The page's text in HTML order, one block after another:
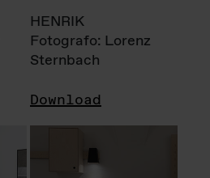
HENRIK
Fotografo: Lorenz
Sternbach
Download